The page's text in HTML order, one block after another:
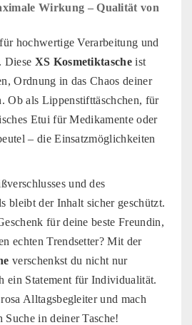
Wirkung – Qualität von
hochwertige Verarbeitung und
Diese XS Kosmetiktasche ist
Ordnung in das Chaos deiner
Ob als Lippenstifttäschchen, für
Etui für Medikamente oder
– die Einsatzmöglichkeiten
und des
bleibt der Inhalt sicher geschützt.
für deine beste Freundin,
echten Trendsetter? Mit der
verschenkst du nicht nur
ein Statement für Individualität.
Alltagsbegleiter und mach
Suche in deiner Tasche!